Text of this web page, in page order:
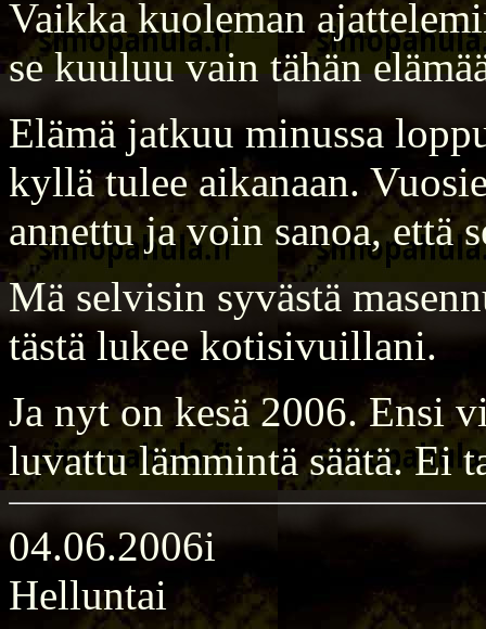
Vaikka kuoleman
se kuuluu vain tähän
Elämä jatkuu minussa
kyllä tulee aikanaan.
annettu ja voin sanoa, että
Mä selvisin syvästä
tästä lukee kotisivuillani.
Ja nyt on kesä 2006. Ensi
luvattu lämmintä säätä. Ei
04.06.2006i
Helluntai